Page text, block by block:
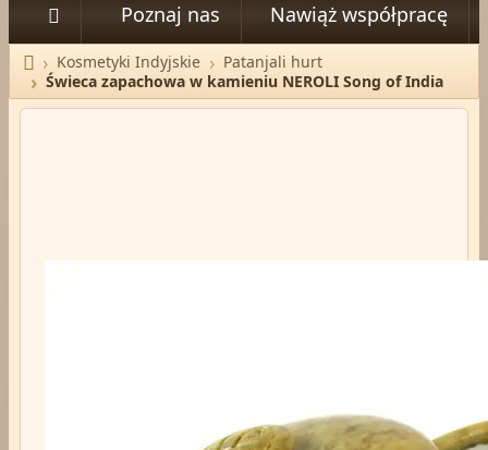
 Poznaj nas Nawiąż współpracę

Strona główna
Kosmetyki Indyjskie
Patanjali hurt
Świeca zapachowa w kamieniu NEROLI Song of India